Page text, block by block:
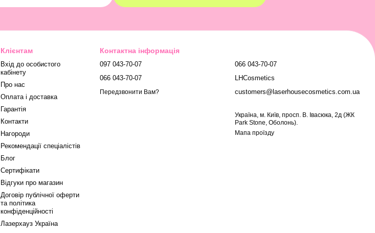
Клієнтам
Вхід до особистого
кабінету
Про нас
Оплата і доставка
Гарантія
Контакти
Нагороди
Рекомендації спеціалістів
Блог
Сертифікати
Відгуки про магазин
Договір публічної оферти
та політика
конфіденційності
Лазерхауз Україна
Контактна інформація
097 043-70-07
066 043-70-07
Передзвонити Вам?
066 043-70-07
LHCosmetics
customers@laserhousecosmetics.com.ua
Українa, м. Київ, просп. В. Івасюка, 2д (ЖК
Park Stone, Оболонь).
Мапа проїзду